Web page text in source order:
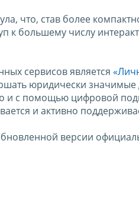
что, став более
к большему числу
сервисов является
юридически
и с помощью цифровой
и активно
версии